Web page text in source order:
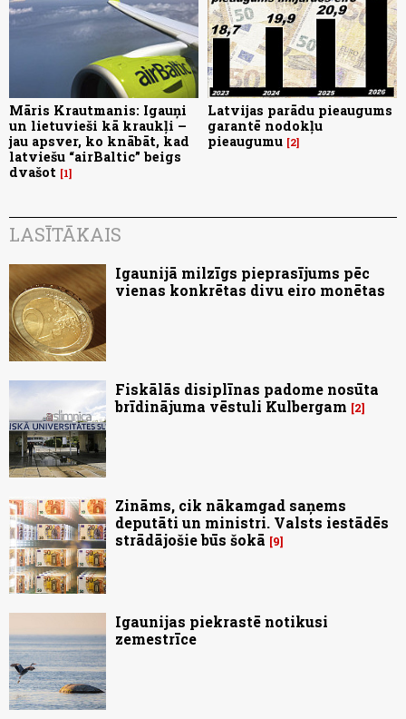
Māris Krautmanis: Igauņi
un lietuvieši kā kraukļi –
jau apsver, ko knābāt, kad
latviešu “airBaltic” beigs
dvašot 1
Latvijas parādu pieaugums
garantē nodokļu
pieaugumu 2
LASĪTĀKAIS
Igaunijā milzīgs pieprasījums pēc
vienas konkrētas divu eiro monētas
Fiskālās disiplīnas padome nosūta
brīdinājuma vēstuli Kulbergam
2
Zināms, cik nākamgad saņems
deputāti un ministri. Valsts iestādēs
strādājošie būs šokā
9
Igaunijas piekrastē notikusi
zemestrīce